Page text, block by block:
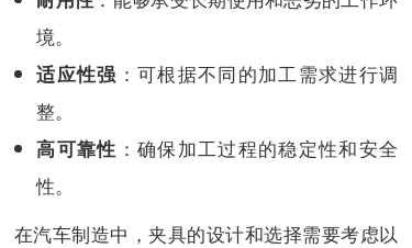
境。
适应性强 ：可根据不同的加工需求进行调
整。
高可靠性 ：确保加工过程的稳定性和安全
性。
在汽车制造中，夹具的设计和选择需要考虑以